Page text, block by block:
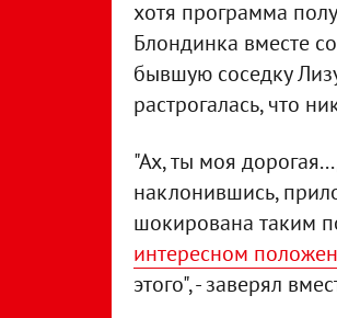
хотя программа
Блондинка вместе
бывшую соседку
растрогалась, что
"Ах, ты моя
наклонившись,
шокирована таким
интересном
этого", - заверял